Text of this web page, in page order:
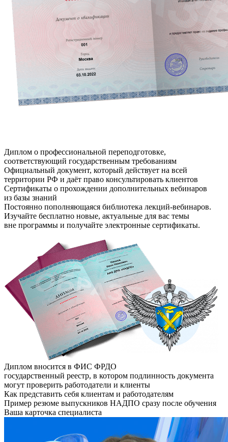
Диплом о профессиональной переподготовке,
соответствующий государственным требованиям
Официальный документ, который действует на всей
территории РФ и даёт право консультировать клиентов
Сертификаты о прохождении дополнительных вебинаров
из базы знаний
Постоянно пополняющаяся библиотека лекций-вебинаров.
Изучайте бесплатно новые, актуальные для вас темы
вне программы и получайте электронные сертификаты.
Диплом вносится в ФИС ФРДО
государственный реестр, в котором подлинность документа
могут проверить работодатели и клиенты
Как представить себя клиентам и работодателям
Пример резюме выпускников НАДПО сразу после обучения
Ваша карточка специалиста